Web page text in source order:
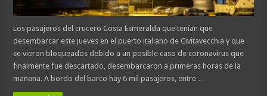
Los pasajeros del crucero Costa Esmeralda que tenían que
desembarcar este jueves en el puerto italiano de Civitavecchia y que
se vieron bloqueados debido a un posible caso de coronavirus que
finalmente fue descartado, desembarcaron a primeras horas de la
mañana. A bordo del barco hay 6 mil pasajeros, entre …